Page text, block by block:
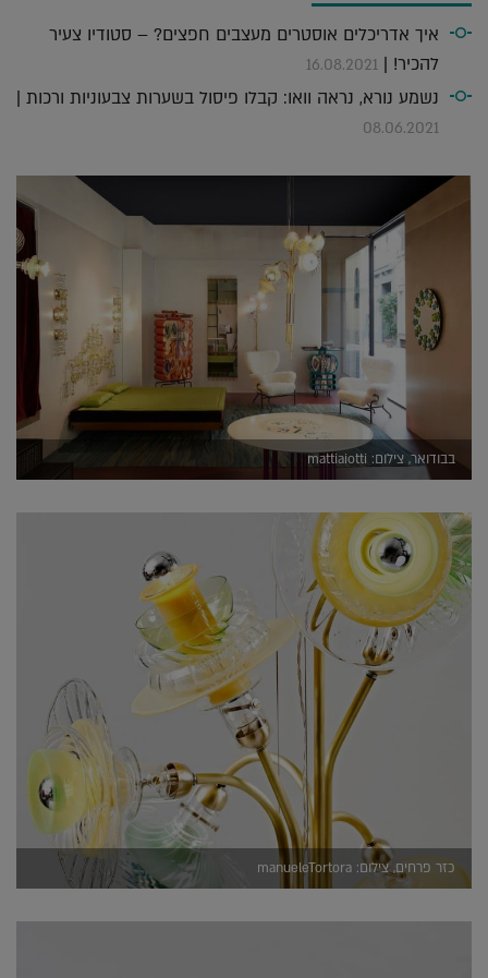
איך אדריכלים אוסטרים מעצבים חפצים? – סטודיו צעיר
להכיר! | 16.08.2021
נשמע נורא, נראה וואו: קבלו פיסול בשערות צבעוניות ורכות |
08.06.2021
בבודואר, צילום: mattiaiotti
כזר פרחים, צילום: manueleTortora